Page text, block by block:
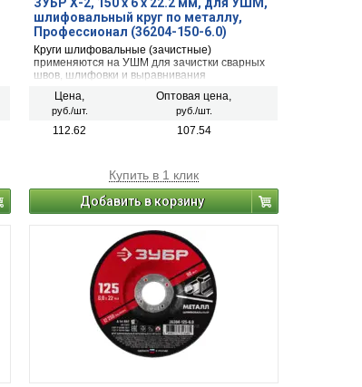
шлифовальный круг по металлу,
Профессионал (36204-150-6.0)
Круги шлифовальные (зачистные)
применяются на УШМ для зачистки сварных
швов, шлифовки и выравнивания
ржавчины с делалей и заготовок.
Цена,
руб./шт.
Оптовая цена,
руб./шт.
112.62 107.54
Купить в 1 клик
Добавить в корзину